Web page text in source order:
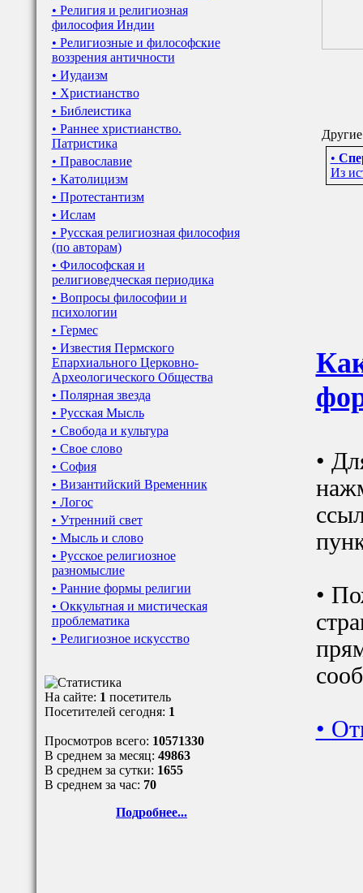
• Религия и религиозная
философия Индии
• Религиозные и философские
воззрения античности
• Иудаизм
• Христианство
• Библеистика
• Раннее христианство.
Патристика
• Православие
• Католицизм
• Протестантизм
• Ислам
• Русская религиозная философия
(по авторам)
• Философская и
религиоведческая периодика
• Вопросы философии и
психологии
• Гермес
• Известия Пермского
Епархиального Церковно-
Археологического Общества
• Полярная звезда
• Русская Мысль
• Свобода и культура
• Свое слово
• София
• Византийский Временник
• Логос
• Утренний свет
• Мысль и слово
• Русское религиозное
разномыслие
• Ранние формы религии
• Оккультная и мистическая
проблематика
• Религиозное искусство
На сайте: 1 посетитель
Посетителей сегодня: 1
Просмотров всего: 10571330
В среднем за месяц: 49863
В среднем за сутки: 1655
В среднем за час: 70
Подробнее...
•
Из
•
•
•